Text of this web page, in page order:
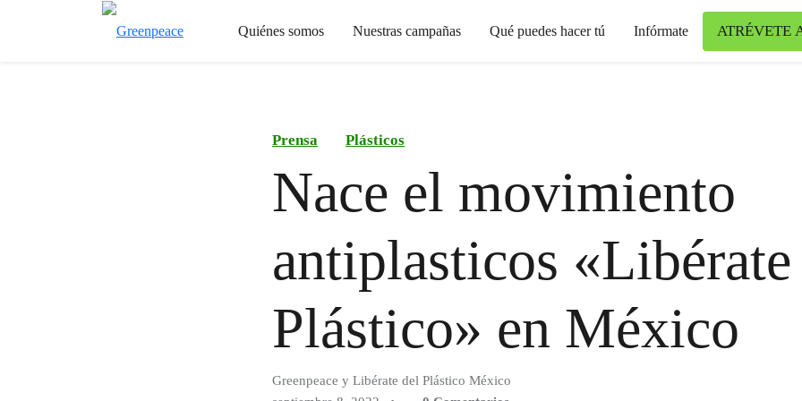
Quiénes somos Nuestras campañas Qué puedes hacer tú Infórmate ATRÉVETE
Prensa Plásticos
Nace el movimiento
antiplasticos
Plástico» en México
Greenpeace y Libérate del Plástico México